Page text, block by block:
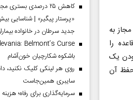
به
را
یک
حفظ آن
کاهش ۲۵ درصدی
جدید سرطان در خانواده
باشکوه شکارچیان خون‌آشام
روی هر لینکی کلیک نکنید،
سایبری همین‌جاست
سرمایه‌گذاری برای رفاه؛